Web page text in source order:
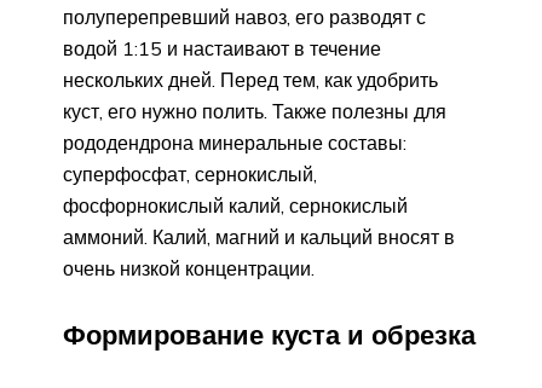
полуперепревший навоз, его разводят с
водой 1:15 и настаивают в течение
нескольких дней. Перед тем, как удобрить
куст, его нужно полить. Также полезны для
рододендрона минеральные составы:
суперфосфат, сернокислый,
фосфорнокислый калий, сернокислый
аммоний. Калий, магний и кальций вносят в
очень низкой концентрации.
Формирование куста и обрезка